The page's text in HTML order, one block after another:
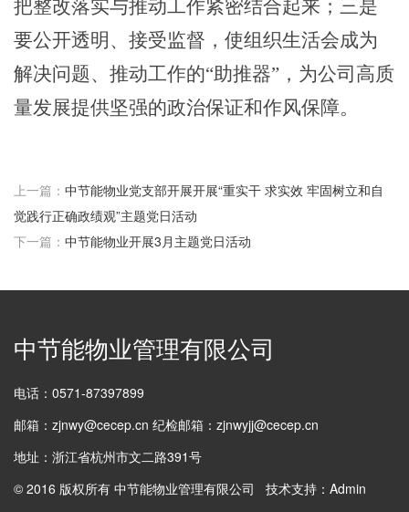
把整改落实与推动工作紧密结合起来 ； 三是
要公开透明、接受监督 ， 使组织生活会成为
解决问题、推动工作的“助推器”，为公司高质
量发展提供坚强的政治保证和作风保障。
上一篇： 中节能物业党支部开展开展“重实干 求实效 牢固树立和自
觉践行正确政绩观”主题党日活动
下一篇： 中节能物业开展3月主题党日活动
中节能物业管理有限公司
电话：0571-87397899
邮箱：zjnwy@cecep.cn 纪检邮箱：zjnwyjj@cecep.cn
地址：浙江省杭州市文二路391号
© 2016 版权所有 中节能物业管理有限公司 技术支持：Admin